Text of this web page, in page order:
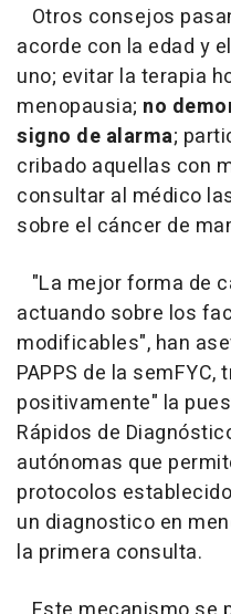
Otros consejos
acorde con la edad y
uno; evitar la terapia
menopausia; no
signo de alarma;
cribado aquellas con
consultar al médico
sobre el cáncer de
"La mejor forma de
actuando sobre los
modificables", han
PAPPS de la
positivamente" la
Rápidos de
autónomas que
protocolos
un diagnostico en
la primera consulta.